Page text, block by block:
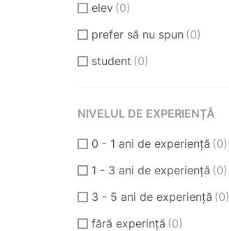
elev (0)
prefer să nu spun (0)
student (0)
NIVELUL DE EXPERIENȚĂ
0 - 1 ani de experiență (0)
1 - 3 ani de experiență (0)
3 - 5 ani de experiență (0)
fără experință (0)